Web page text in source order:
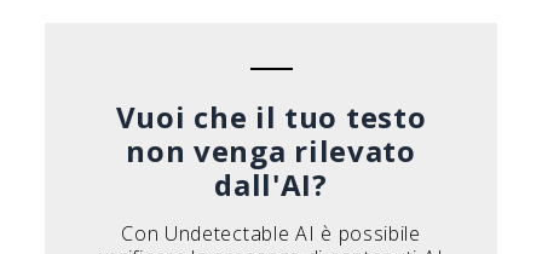
Vuoi che il tuo testo
non venga rilevato
dall'AI?
Con Undetectable AI è possibile